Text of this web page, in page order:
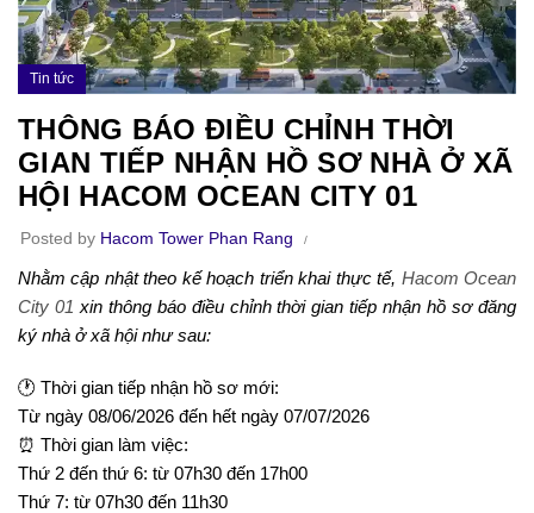
Tin tức
THÔNG BÁO ĐIỀU CHỈNH THỜI
GIAN TIẾP NHẬN HỒ SƠ NHÀ Ở XÃ
HỘI HACOM OCEAN CITY 01
Posted by Hacom Tower Phan Rang
Nhằm cập nhật theo kế hoạch triển khai thực tế, Hacom Ocean
City 01 xin thông báo điều chỉnh thời gian tiếp nhận hồ sơ đăng
ký nhà ở xã hội như sau:
🕐 Thời gian tiếp nhận hồ sơ mới:
Từ ngày 08/06/2026 đến hết ngày 07/07/2026
⏰ Thời gian làm việc:
Thứ 2 đến thứ 6: từ 07h30 đến 17h00
Thứ 7: từ 07h30 đến 11h30